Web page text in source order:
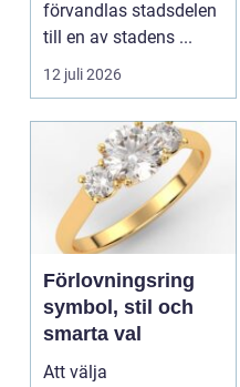
förvandlas stadsdelen
till en av stadens ...
12 juli 2026
Förlovningsring
symbol, stil och
smarta val
Att välja